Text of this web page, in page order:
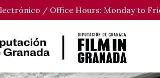
/ Office Hours: Monday to